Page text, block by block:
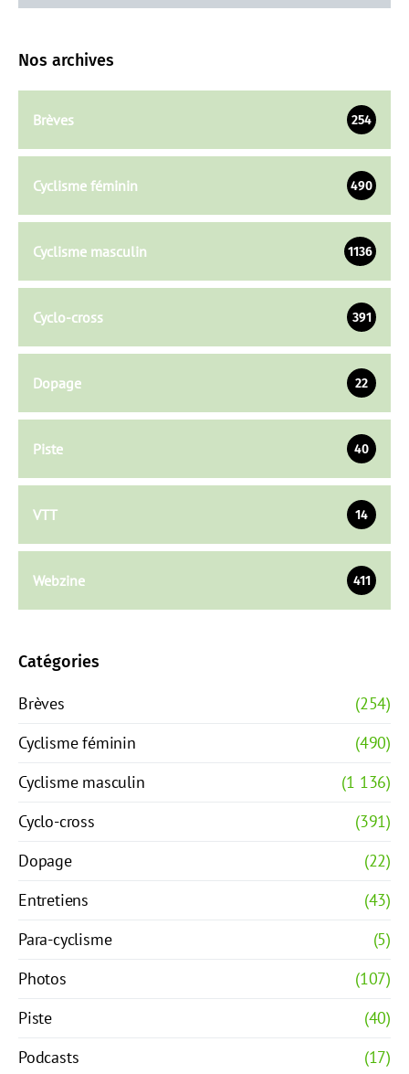
Nos archives
Brèves 254
Cyclisme féminin 490
Cyclisme masculin 1136
Cyclo-cross 391
Dopage 22
Piste 40
VTT 14
Webzine 411
Catégories
Brèves
(254)
Cyclisme féminin
(490)
Cyclisme masculin
(1 136)
Cyclo-cross
(391)
Dopage
(22)
Entretiens
(43)
Para-cyclisme
(5)
Photos
(107)
Piste
(40)
Podcasts
(17)